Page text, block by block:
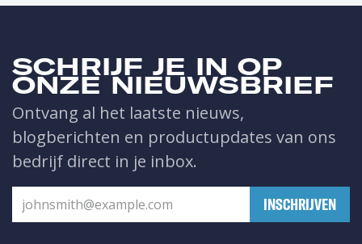
SCHRIJF JE IN OP
ONZE NIEUWSBRIEF
Ontvang al het laatste nieuws,
blogberichten en productupdates van ons
bedrijf direct in je inbox.
​INSCHRIJVEN